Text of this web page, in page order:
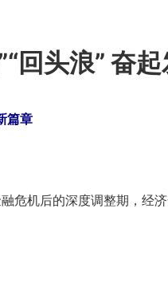
回头浪” 奋
篇章
机后的深度调整期，经济